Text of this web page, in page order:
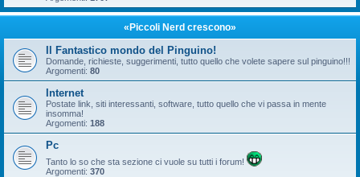
«Piccoli Nerd crescono»
Il Fantastico mondo del Pinguino!
Domande, richieste, suggerimenti, tutto quello che volete sapere sul pinguino!!!
Argomenti: 80
Internet
Postate link, siti interessanti, software, tutto quello che vi passa in mente
insomma!
Argomenti: 188
Pc
Tanto lo so che sta sezione ci vuole su tutti i forum!
Argomenti: 370